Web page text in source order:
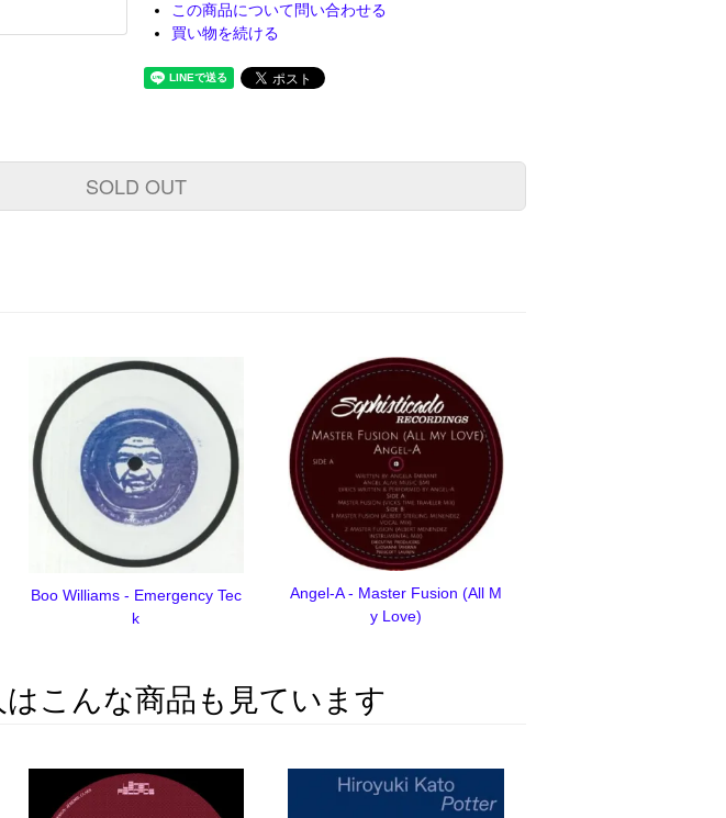
この商品について問い合わせる
買い物を続ける
SOLD OUT
Boo Williams - Emergency Tec
k
Angel-A - Master Fusion (All M
y Love)
こんな商品も見ています